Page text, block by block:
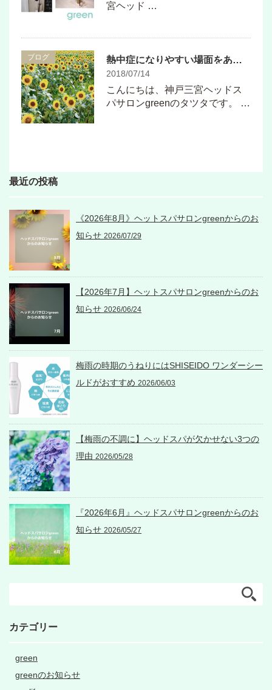
宮ヘッド …
ブログ 熱中症になりやすい場面をあらかじめ知っておくの大事ですね！
2018/07/14
こんにちは、神戸三宮ヘッドス
パサロンgreenのタツタです。 …
最近の投稿
《2026年8月》ヘットスパサロンgreenからのお
知らせ 2026/07/29
【2026年7月】ヘットスパサロンgreenからのお
知らせ 2026/06/24
梅雨の時期のうねりにはSHISEIDO ワンダーシー
ルドがおすすめ 2026/06/03
【梅雨の不調に】ヘッドスパが欠かせない3つの
理由 2026/05/28
『2026年6月』ヘッドスパサロンgreenからのお
知らせ 2026/05/27
カテゴリー
green
greenのお知らせ